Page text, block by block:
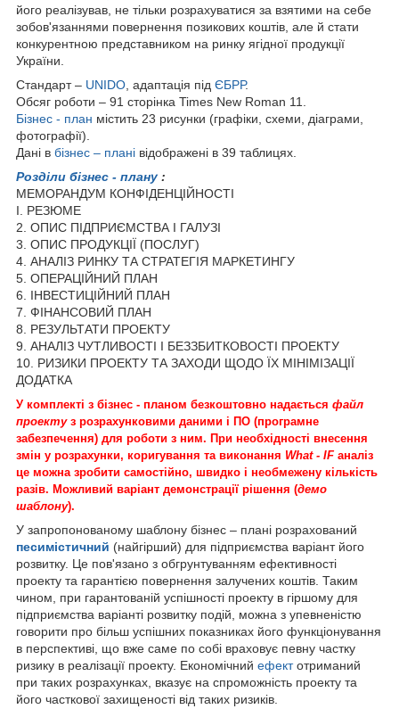
його реалізував, не тільки розрахуватися за взятими на себе
зобов'язаннями повернення позикових коштів, але й стати
конкурентною представником на ринку ягідної продукції
України.
Стандарт – UNIDO , адаптація під ЄБРР.
Обсяг роботи – 91 сторінка Times New Roman 11.
Бізнес - план містить 23 рисунки (графіки, схеми, діаграми,
фотографії).
Дані в бізнес – плані відображені в 39 таблицях.
Розділи бізнес - плану :
МЕМОРАНДУМ КОНФІДЕНЦІЙНОСТІ
I. РЕЗЮМЕ
2. ОПИС ПІДПРИЄМСТВА І ГАЛУЗІ
3. ОПИС ПРОДУКЦІЇ (ПОСЛУГ)
4. АНАЛІЗ РИНКУ ТА СТРАТЕГІЯ МАРКЕТИНГУ
5. ОПЕРАЦІЙНИЙ ПЛАН
6. ІНВЕСТИЦІЙНИЙ ПЛАН
7. ФІНАНСОВИЙ ПЛАН
8. РЕЗУЛЬТАТИ ПРОЕКТУ
9. АНАЛІЗ ЧУТЛИВОСТІ І БЕЗЗБИТКОВОСТІ ПРОЕКТУ
10. РИЗИКИ ПРОЕКТУ ТА ЗАХОДИ ЩОДО ЇХ МІНІМІЗАЦІЇ
ДОДАТКА
У комплекті з бізнес - планом безкоштовно надається файл
проектуз розрахунковими даними і ПО (програмне
забезпечення) для роботи з ним. При необхідності внесення
змін у розрахунки, коригування та виконання What - IFаналіз
це можна зробити самостійно, швидко і необмежену кількість
разів. Можливий варіант демонстрації рішення (демо
шаблону).
У запропонованому шаблону бізнес – плані розрахований
песимістичний (найгірший) для підприємства варіант його
розвитку. Це пов'язано з обгрунтуванням ефективності
проекту та гарантією повернення залучених коштів. Таким
чином, при гарантованій успішності проекту в гіршому для
підприємства варіанті розвитку подій, можна з упевненістю
говорити про більш успішних показниках його функціонування
в перспективі, що вже саме по собі враховує певну частку
ризику в реалізації проекту. Економічний ефектотриманий
при таких розрахунках, вказує на спроможність проекту та
його часткової захищеності від таких ризиків.